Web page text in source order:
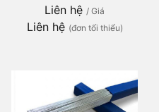
Liên hệ / Giá
Liên hệ (đơn tối thiểu)